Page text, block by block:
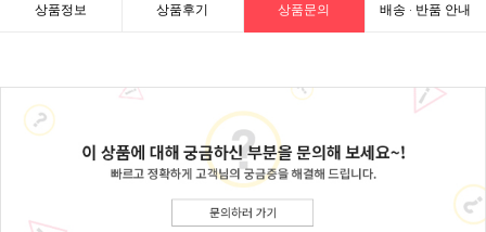
상품정보 상품후기 상품문의 배송 · 반품 안내